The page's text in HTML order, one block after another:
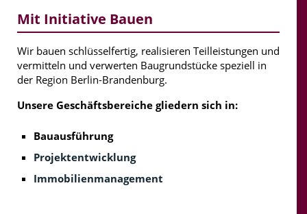
Mit Initiative Bauen
Wir bauen schlüsselfertig, realisieren Teilleistungen und
vermitteln und verwerten Baugrundstücke speziell in
der Region Berlin-Brandenburg.
Unsere Geschäftsbereiche gliedern sich in:
Bauausführung
Projektentwicklung
Immobilienmanagement